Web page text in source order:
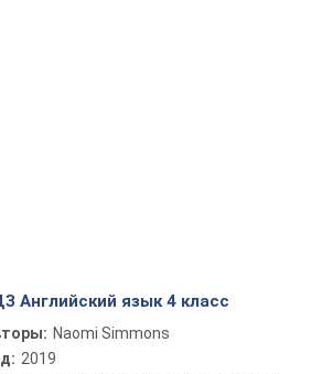
Английский язык 4 класс
Naomi Simmons
2019